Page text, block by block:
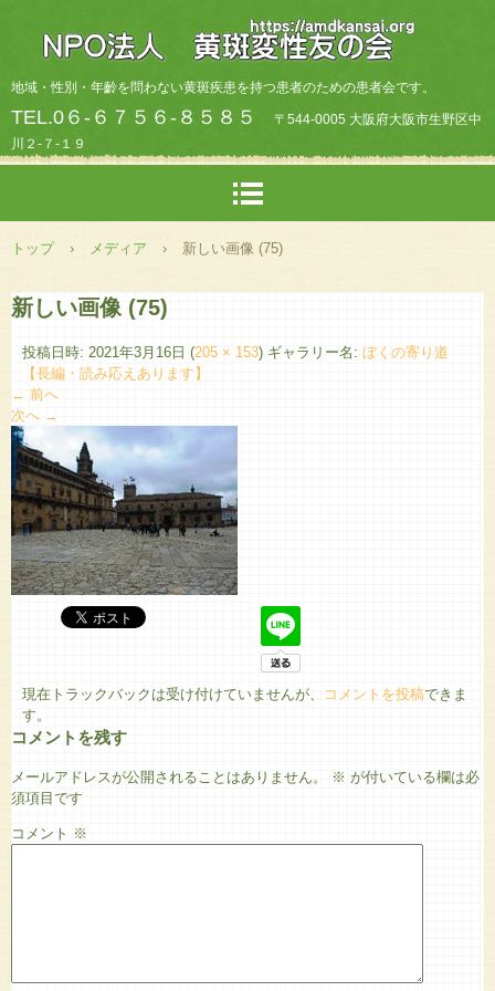
地域・性別・年齡を問わない黄斑疾患を持つ患者のための患者会です。
TEL.0６-６７５６-８５８５
〒544-0005 大阪府大阪市生野区中
川２-７-１９
トップ › メディア › 新しい画像 (75)
新しい画像 (75)
投稿日時: 2021年3月16日 (205 × 153) ギャラリー名: ぼくの寄り道
【長編・読み応えあります】
← 前へ
次へ →
現在トラックバックは受け付けていませんが、 コメントを投稿できま
す。
コメントを残す
メールアドレスが公開されることはありません。 ※ が付いている欄は必
須項目です
コメント ※